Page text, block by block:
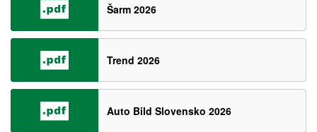
Šarm 2026
Trend 2026
Auto Bild Slovensko 2026